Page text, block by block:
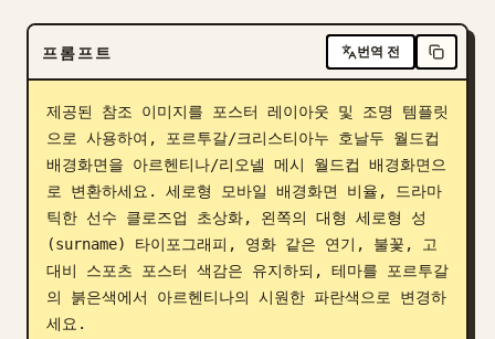
다운로드
블로그
업데이트
프롬프트 번역 전
제공된 참조 이미지를 포스터 레이아웃 및 조명 템플릿
으로 사용하여, 포르투갈/크리스티아누 호날두 월드컵
배경화면을 아르헨티나/리오넬 메시 월드컵 배경화면으
로 변환하세요. 세로형 모바일 배경화면 비율, 드라마
틱한 선수 클로즈업 초상화, 왼쪽의 대형 세로형 성
(surname) 타이포그래피, 영화 같은 연기, 불꽃, 고
대비 스포츠 포스터 색감은 유지하되, 테마를 포르투갈
의 붉은색에서 아르헨티나의 시원한 파란색으로 변경하
세요.